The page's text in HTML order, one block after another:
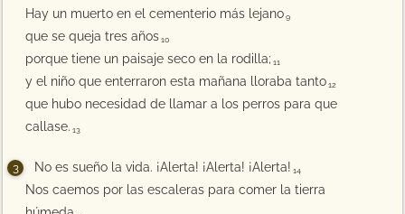
Hay un muerto en el cementerio más lejano 9
que se queja tres años 10
porque tiene un paisaje seco en la rodilla; 11
y el niño que enterraron esta mañana lloraba tanto 12
que hubo necesidad de llamar a los perros para que
callase. 13
No es sueño la vida. ¡Alerta! ¡Alerta! ¡Alerta! 14
Nos caemos por las escaleras para comer la tierra